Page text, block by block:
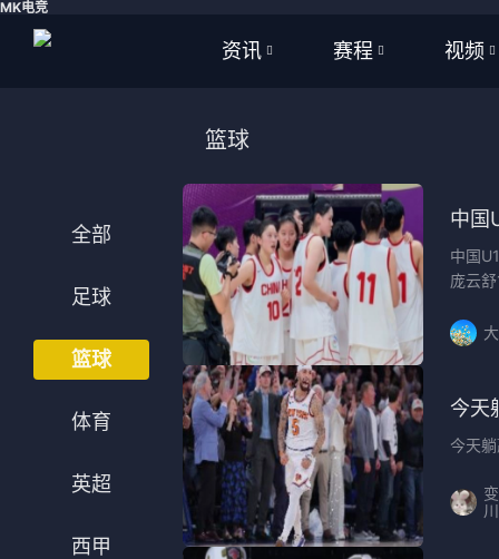
MK电竞
资讯
篮球
体育
英超
西甲
意甲
德甲
法甲
赛程
篮球
NBA
WNBA
英超
西甲
意甲
视频
篮球
全部
足球
篮球
体育
英超
西甲
篮球
中国
中国
庞云
今天
今天
川